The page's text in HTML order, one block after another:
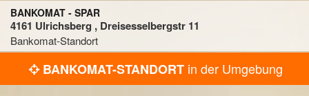
BANKOMAT - SPAR
4161 Ulrichsberg , Dreisesselbergstr 11
Bankomat-Standort
BANKOMAT-STANDORT in der Umgebung